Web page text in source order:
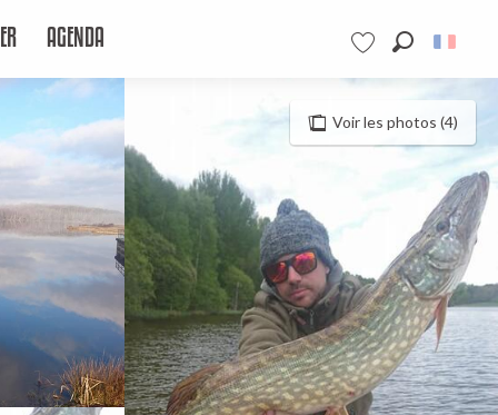
Voir les favoris
AGENDA
Voir les photos (4)